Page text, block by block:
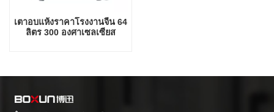
เตาอบแห้งราคาโรงงานจีน 64
ลิตร 300 องศาเซลเซียส